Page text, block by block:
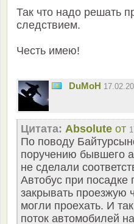
Так что надо решать
следствием.
Честь имею!
DuMoH
Цитата: Absolute от
По поводу
поручению бывшего
не сделали
Автобус при
закрывать проезжую
могли проехать. И
поток автомобилей